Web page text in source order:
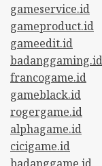
gameservice.id
gameproduct.id
gameedit.id
badanggaming.id
francogame.id
gameblack.id
rogergame.id
alphagame.id
cicigame.id